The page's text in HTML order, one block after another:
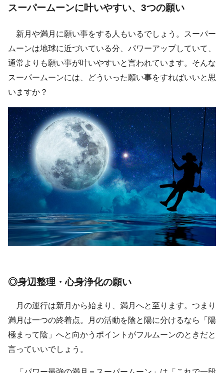
スーパームーンに叶いやすい、3つの願い
新月や満月に願い事をする人もいるでしょう。スーパー
ムーンは地球に近づいている分、パワーアップしていて、
通常よりも願い事が叶いやすいと言われています。そんな
スーパームーンには、どういった願い事をすればいいと思
いますか？
◎身辺整理・心身浄化の願い
月の運行は新月から始まり、満月へと至ります。つまり
満月は一つの終着点。月の活動を陰と陽に分けるなら「陽
極まって陰」へと向かうポイントがフルムーンのときだと
言っていいでしょう。